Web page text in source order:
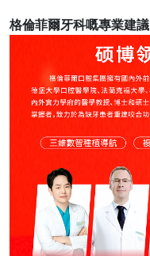
格倫菲爾牙科嘅專業建議